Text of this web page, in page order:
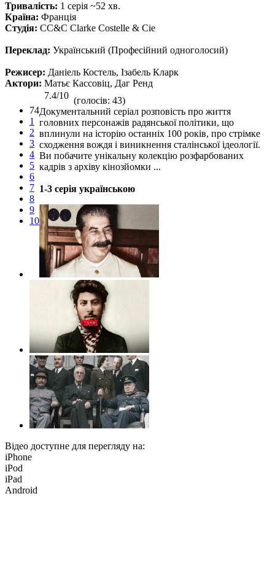
Тривалість: 1 серія ~52 хв.
Країна: Франція
Студія: CC&C Clarke Costelle & Cie
Переклад: Український (Професійний одноголосий)
Режисер: Даніель Костель, Ізабель Кларк
Актори: Матьє Кассовіц, Даг Ренд
74
1
2
3
4
5
6
7
8
9
10
7.4/10 (голосів: 43)
Документальний серіал розповість про життя
головних персонажів радянської політики, що
вплинули на історію останніх 100 років, про стрімке
сходження вождя і виникнення сталінської ідеології.
Ви побачите унікальну колекцію розфарбованих
кадрів з архіву кінозйомки ...
1-3 серія українською
Відео доступне для перегляду на:
iPhone
iPod
iPad
Android